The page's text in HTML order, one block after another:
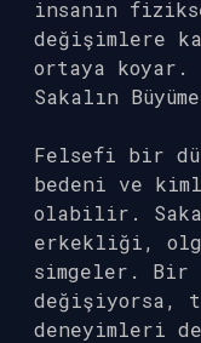
insanın
değişimlere
ortaya koyar.
Sakalın
Felsefi bir
bedeni ve
olabilir.
erkekliği,
simgeler. Bir
değişiyorsa,
deneyimleri